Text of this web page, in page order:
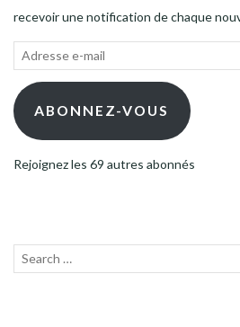
recevoir une notification de chaque
Adresse
mail ABONNEZ-VOUS
Rejoignez les 69 autres abonnés
Recherche